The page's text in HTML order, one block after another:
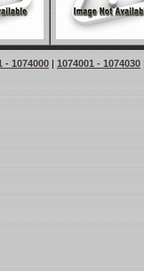
- 1074000 | 1074001 - 1074030